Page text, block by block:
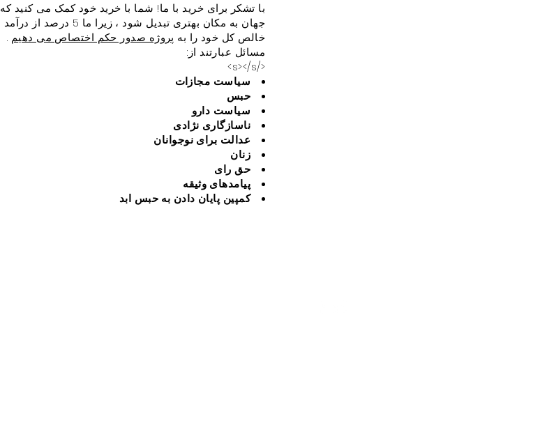
با تشکر برای خرید با ما! شما با خرید خود کمک می کنید که
جهان به مکان بهتری تبدیل شود ، زیرا ما 5 درصد از درآمد
خالص کل خود را به پروژه صدور حکم اختصاص می دهیم .
مسائل عبارتند از:
</s></s>
سیاست مجازات
حبس
سیاست دارو
ناسازگاری نژادی
عدالت برای نوجوانان
زنان
حق رای
پیامدهای وثیقه
کمپین پایان دادن به حبس ابد